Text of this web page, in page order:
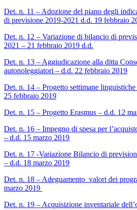
Det. n. 11 – Adozione del piano degli
di previsione 2019-2021 d.d. 19 febbraio
Det. n. 12 – Variazione di bilancio di
2021 – 21 febbraio 2019 d.d.
Det. n. 13 – Aggiudicazione alla ditta
autonoleggiatori – d.d. 22 febbraio 2019
Det. n. 14 – Progetto settimane
25 febbraio 2019
Det. n. 15 – Progetto Erasmus – d.d. 12
Det. n. 16 – Impegno di spesa per
– d.d. 15 marzo 2019
Det. n. 17 -Variazione Bilancio di
– d.d. 18 marzo 2019
Det. n. 18 – Adeguamento valori dei
marzo 2019
Det. n. 19 – Acquisizione inventariale